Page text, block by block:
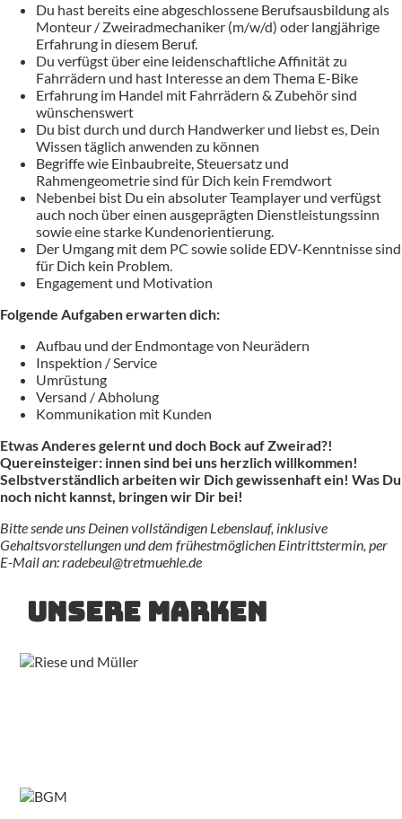
Du hast bereits eine abgeschlossene Berufsausbildung als
Monteur / Zweiradmechaniker (m/w/d) oder langjährige
Erfahrung in diesem Beruf.
Du verfügst über eine leidenschaftliche Affinität zu
Fahrrädern und hast Interesse an dem Thema E-Bike
Erfahrung im Handel mit Fahrrädern & Zubehör sind
wünschenswert
Du bist durch und durch Handwerker und liebst es, Dein
Wissen täglich anwenden zu können
Begriffe wie Einbaubreite, Steuersatz und
Rahmengeometrie sind für Dich kein Fremdwort
Nebenbei bist Du ein absoluter Teamplayer und verfügst
auch noch über einen ausgeprägten Dienstleistungssinn
sowie eine starke Kundenorientierung.
Der Umgang mit dem PC sowie solide EDV-Kenntnisse sind
für Dich kein Problem.
Engagement und Motivation
Folgende Aufgaben erwarten dich:
Aufbau und der Endmontage von Neurädern
Inspektion / Service
Umrüstung
Versand / Abholung
Kommunikation mit Kunden
Etwas Anderes gelernt und doch Bock auf Zweirad?!
Quereinsteiger: innen sind bei uns herzlich willkommen!
Selbstverständlich arbeiten wir Dich gewissenhaft ein! Was Du
noch nicht kannst, bringen wir Dir bei!
Bitte sende uns Deinen vollständigen Lebenslauf, inklusive
Gehaltsvorstellungen und dem frühestmöglichen Eintrittstermin, per
E-Mail an: radebeul@tretmuehle.de
Unsere Marken